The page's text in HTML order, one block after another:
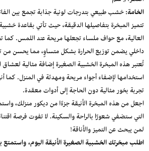
الخامة:خشب طبيعي بتدرجات لونية جذابة تجمع بين
تتميز المبخرة بتفاصيلها الدقيقة، حيث تأتي بقاعدة
العالية، مع حواف ملساء تجعلها مريحة عند اللمس. كما
داخلي يضمن توزيع الحرارة بشكل متساوٍ، مما يحسن من
تُعتبر هذه المبخرة الخشبية الصغيرة إضافة مثالية
استخدامها لإضفاء أجواء مريحة ومهدئة في المنزل.
تجربة بخور مثالية دون الحاجة إلى أدوات معقدة.
اجعل من هذه المبخرة الأنيقة جزءًا من ديكور منزلك،
التي ستضفي شعورًا بالراحة والسكينة. لا تفوت فرصة
لمن يبحث عن التميز والأناقة!
اطلب مبخرتك الخشبية الصغيرة الأنيقة اليوم، واستمتع